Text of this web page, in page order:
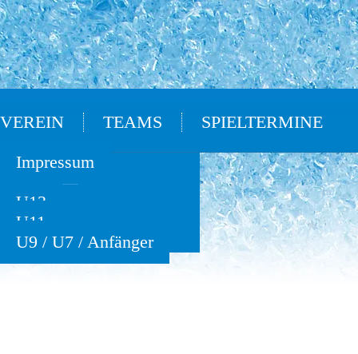
VEREIN TEAMS
Oldies
U13
U11
U9 / U7 / Anfänger
SPIELTERMINE
Impressum